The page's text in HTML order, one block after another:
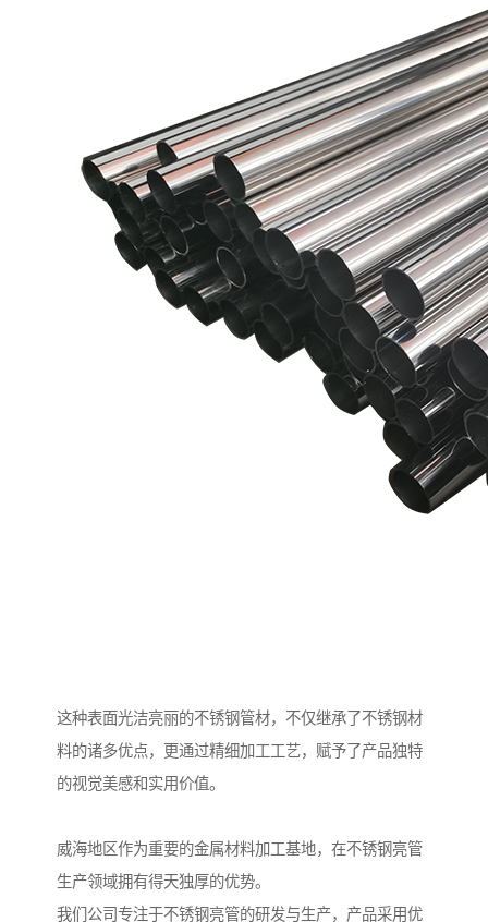
这种表面光洁亮丽的不锈钢管材，不仅继承了不锈钢材
料的诸多优点，更通过精细加工工艺，赋予了产品独特
的视觉美感和实用价值。
威海地区作为重要的金属材料加工基地，在不锈钢亮管
生产领域拥有得天独厚的优势。
我们公司专注于不锈钢亮管的研发与生产，产品采用优